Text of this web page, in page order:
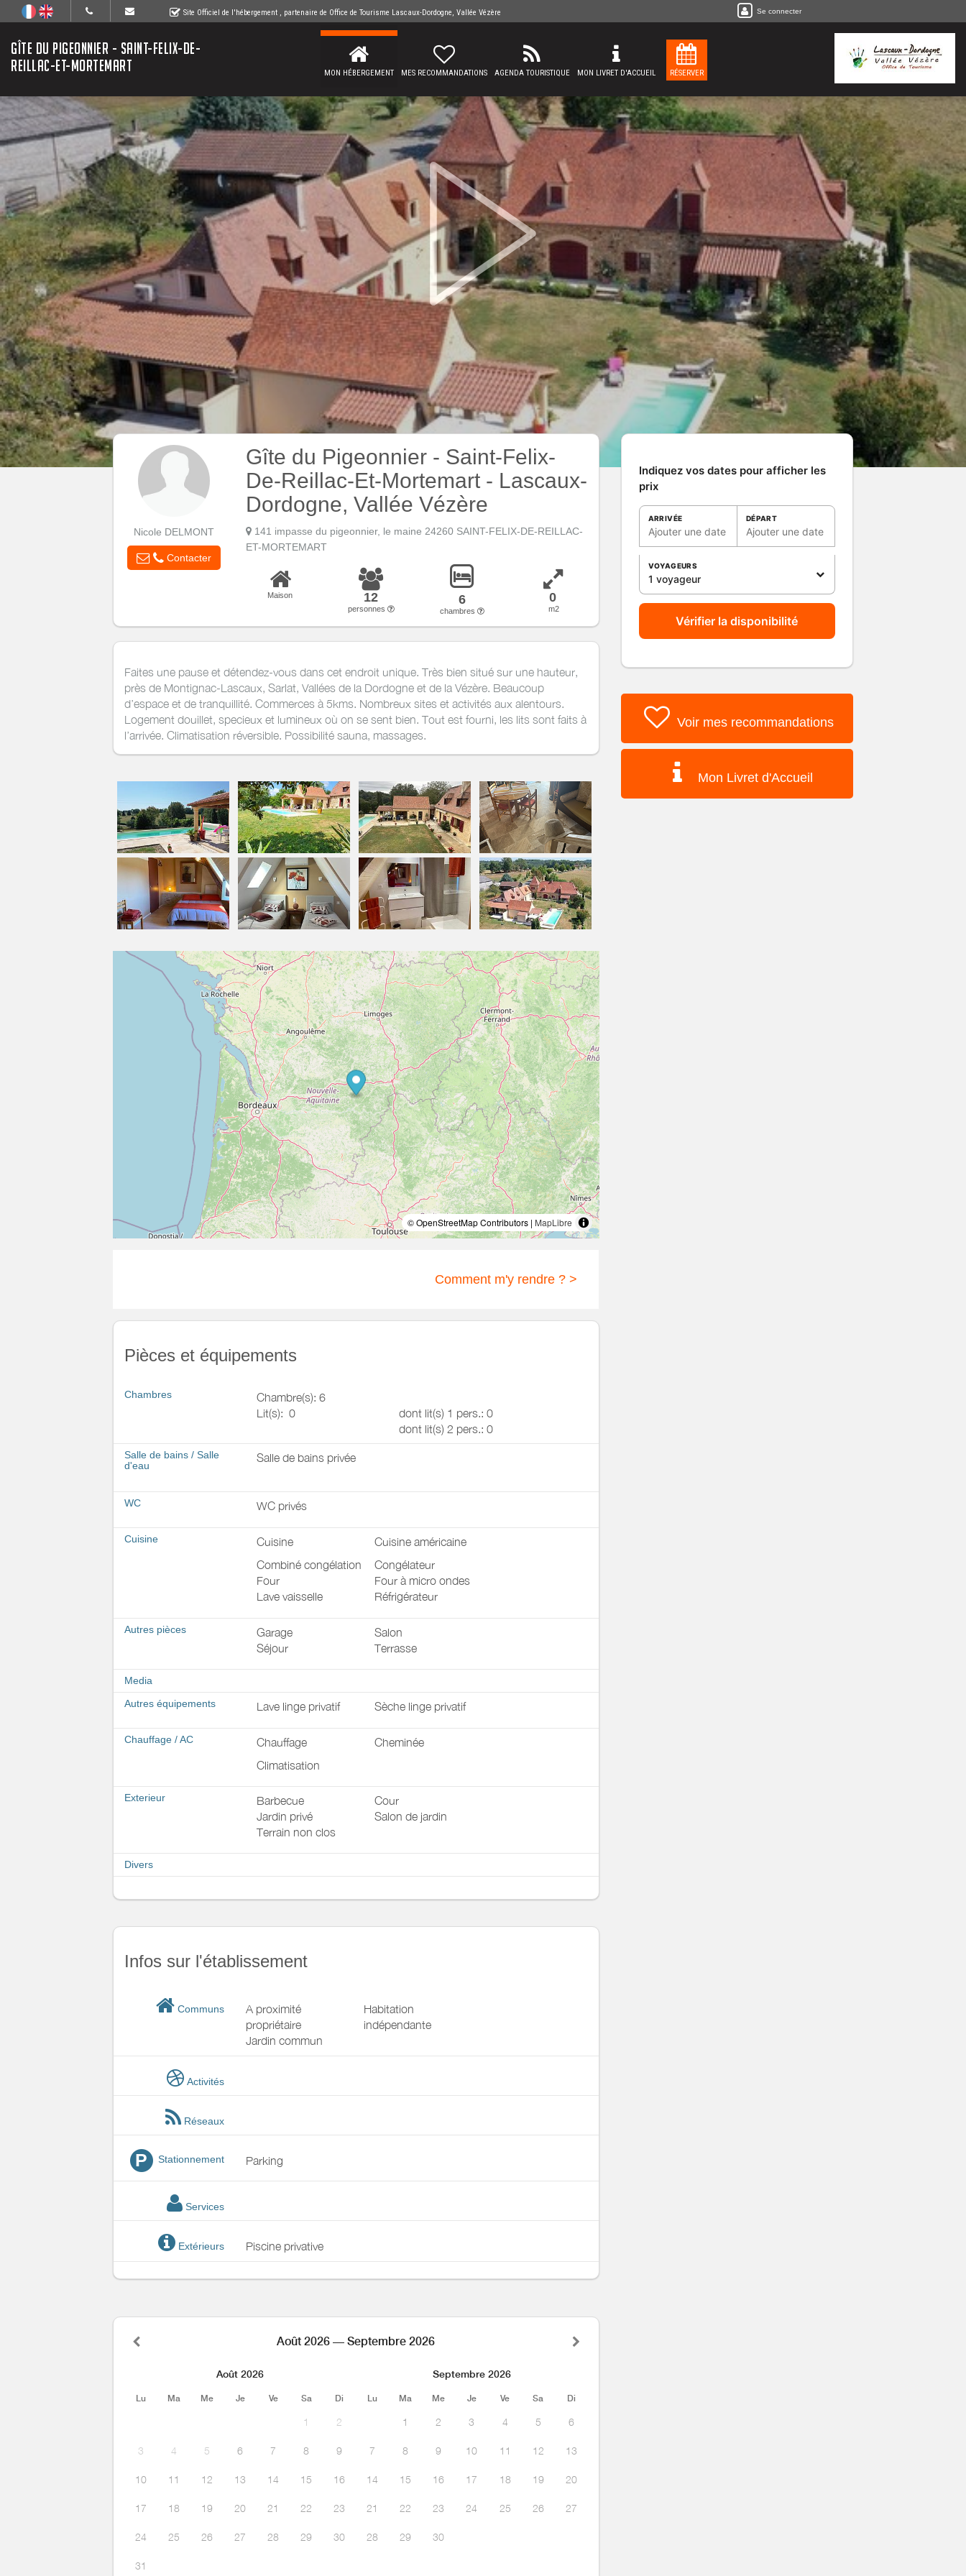
Site Officiel de l'hébergement , partenaire de Office de Tourisme Lascaux-Dordogne, Vallée Vézère Se connecter
GÎTE DU PIGEONNIER - SAINT-FELIX-DE-
REILLAC-ET-MORTEMART
MON HÉBERGEMENT MES RECOMMANDATIONS AGENDA TOURISTIQUE MON LIVRET D'ACCUEIL RÉSERVER
Nicole DELMONT
Contacter
Gîte du Pigeonnier - Saint-Felix-
De-Reillac-Et-Mortemart - Lascaux-
Dordogne, Vallée Vézère
141 impasse du pigeonnier, le maine 24260 SAINT-FELIX-DE-REILLAC-
ET-MORTEMART
Maison 12
personnes
6
chambres
0
m2
Faites une pause et détendez-vous dans cet endroit unique. Très bien situé sur une hauteur,
près de Montignac-Lascaux, Sarlat, Vallées de la Dordogne et de la Vézère. Beaucoup
d’espace et de tranquillité. Commerces à 5kms. Nombreux sites et activités aux alentours.
Logement douillet, specieux et lumineux où on se sent bien. Tout est fourni, les lits sont faits à
l’arrivée. Climatisation réversible. Possibilité sauna, massages.
© OpenStreetMap Contributors | MapLibre
Comment m'y rendre ? >
Pièces et équipements
Chambres
Chambre(s): 6
Lit(s): 0
dont lit(s) 1 pers.: 0
dont lit(s) 2 pers.: 0
Salle de bains / Salle
d'eau
Salle de bains privée
WC WC privés
Cuisine Cuisine
Cuisine américaine
Combiné congélation
Congélateur
Four
Four à micro ondes
Lave vaisselle
Réfrigérateur
Autres pièces Garage
Salon
Séjour
Terrasse
Media
Autres équipements
Lave linge privatif Sèche linge privatif
Chauffage / AC Chauffage
Cheminée
Climatisation
Exterieur Barbecue
Cour
Jardin privé
Salon de jardin
Terrain non clos
Divers
Infos sur l'établissement
Communs
A proximité
propriétaire
Habitation
indépendante
Jardin commun
Activités
Réseaux
P Stationnement Parking
Services
Extérieurs Piscine privative
Août 2026 — Septembre 2026
Août 2026
Lu Ma Me Je Ve Sa Di
1 2
3 4 5 6 7 8 9
10 11 12 13 14 15 16
17 18 19 20 21 22 23
24 25 26 27 28 29 30
31
Septembre 2026
Lu Ma Me Je Ve Sa Di
1 2 3 4 5 6
7 8 9 10 11 12 13
14 15 16 17 18 19 20
21 22 23 24 25 26 27
28 29 30
Indiquez vos dates pour afficher les
prix
ARRIVÉE
Ajouter une date
DÉPART
Ajouter une date
VOYAGEURS
1 voyageur
Vérifier la disponibilité
Voir mes recommandations
Mon Livret d'Accueil